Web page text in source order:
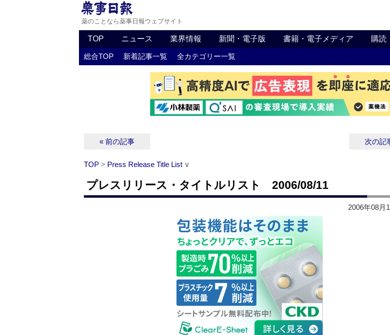
薬のことなら薬事日報ウェブサイト
TOP ニュース 業界情報 新聞・電子版 書籍・電子メディア 購読
総合TOP 新着記事一覧 全カテゴリー一覧
« 前の記事 次の記
TOP > Press Release Title List ∨
プレスリリース・タイトルリスト 2006/08/11
2006年08月